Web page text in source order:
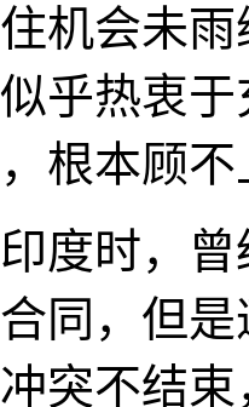
机会未
乎热衷
根本顾
度时，
同，但
突不结